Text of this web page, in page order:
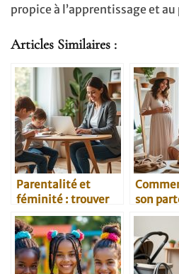
propice à l’apprentissage et
Articles Similaires :
Parentalité et
féminité : trouver
l’équilibre au
quotidien
son
le
bébé